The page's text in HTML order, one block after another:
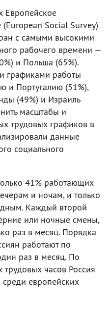
Европейское
Social Survey)
с самыми высокими
рабочего времени —
и Польша (65%).
графиками работы
и Португалию (51%),
(49%) и Израиль
масштабы и
трудовых графиков в
данные
социального
41% работающих
и ночам, и только
Каждый второй
или ночные смены,
раз в месяц. Порядка
работают по
раз в месяц. По
трудовых часов Россия
среди европейских